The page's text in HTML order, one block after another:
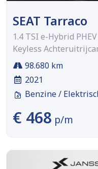
SEAT Tarraco
1.4 TSI e-Hybrid
Keyless
98.680 km
2021
Benzine /
€ 468 p/m